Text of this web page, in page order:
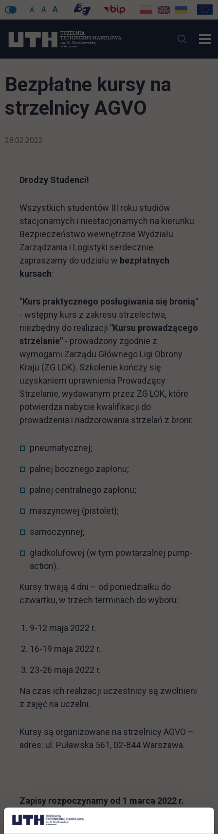
A A A
Bezpłatne kursy na
strzelnicy AGVO
28.02.2022
Drodzy Studenci!
Wszystkich studentów III roku studiów
stacjonarnych i niestacjonarnych na kierunku
Bezpieczeństwo wewnętrzne Wydziału
Zarządzania i Logistyki serdecznie
zapraszamy do udziału w bezpłatnych
kursach:
"Kurs praktycznego posługiwania się bronią"
- wstępny kurs z zakresu strzelectwa,
niezbędny do realizacji "Kursu prowadzącego
strzelanie" - prowadzony zgodnie z
wymogami Zarządu Głównego Ligi Obrony
Kraju (ZG LOK). Szkolenie kończy się
uzyskaniem uprawnienia Prowadzący
Strzelanie, wydawanym przez ZG LOK, które
potwierdza nabycie kwalifikacji do
prowadzenia i nadzorowania strzelań z broni:
pneumatycznej;
palnej bocznego zapłonu;
palnej centralnego zapłonu;
maszynowej (pistolet);
samoczynnej;
gładkolufowej (w tym powtarzalnej pump-
action).
Kursy trwają 4 dni – od poniedziałku do
czwartku, w trzech terminach do wyboru:
9-12 maja 2022 r.
16-19 maja 2022 r.
23-26 maja 2022 r.
Na czas ich realizacji uczestnicy są zwolnieni
z zajęć na uczelni.
Kursy są organizowane na strzelnicy AGVO –
adres: ul. Puławska 561, 02-844 Warszawa.
Zapisy rozpoczynamy od 1 marca 2022 r.
Chętnych prosimy o wypełnienie formularza